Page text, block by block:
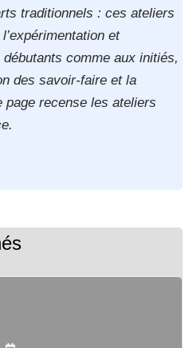
traditionnels : ces ateliers
et
comme aux initiés,
des savoir-faire et la
recense les ateliers